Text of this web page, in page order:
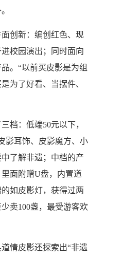
创新：编创红色、现
校园演出；同时面向
。“以前买皮影是为组
为了好看、当摆件、
：低端50元以下，
影耳饰、皮影魔方、小
了解非遗；中档的产
面附赠U盘，内置道
如皮影灯，获得过两
卖100盏，最受游客欢
皮影还探索出“非遗